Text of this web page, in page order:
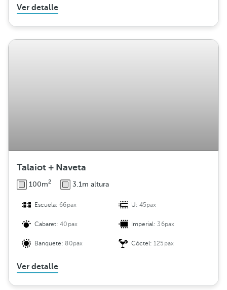
Ver detalle
Talaiot + Naveta
100m2 3.1m altura
Escuela:66pax U:45pax
Cabaret:40pax Imperial:36pax
Banquete:80pax Cóctel:125pax
Ver detalle